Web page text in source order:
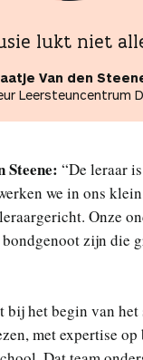
lukt niet
Van den
Leersteuncentrum
Steene: “De leraar
we in ons klein
Onze
zijn die
het begin van het
met expertise op